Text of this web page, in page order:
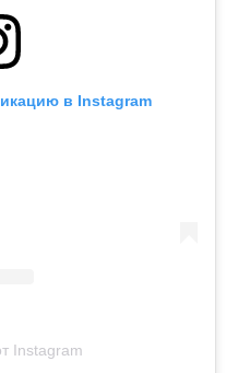
в Instagram
Instagram